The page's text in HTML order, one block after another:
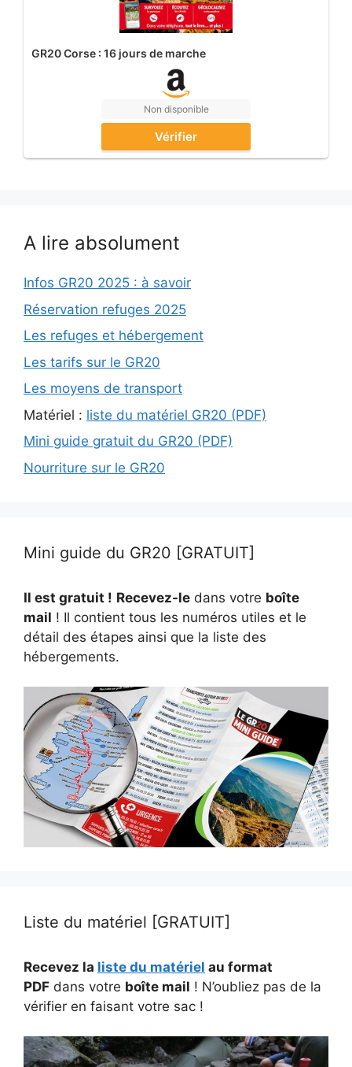
GR20 Corse : 16 jours de marche
Non disponible
Vérifier
A lire absolument
Infos GR20 2025 : à savoir
Réservation refuges 2025
Les refuges et hébergement
Les tarifs sur le GR20
Les moyens de transport
Matériel : liste du matériel GR20 (PDF)
Mini guide gratuit du GR20 (PDF)
Nourriture sur le GR20
Mini guide du GR20 [GRATUIT]
Il est gratuit ! Recevez-le dans votre boîte
mail ! Il contient tous les numéros utiles et le
détail des étapes ainsi que la liste des
hébergements.
Liste du matériel [GRATUIT]
Recevez la liste du matériel au format
PDF dans votre boîte mail ! N’oubliez pas de la
vérifier en faisant votre sac !